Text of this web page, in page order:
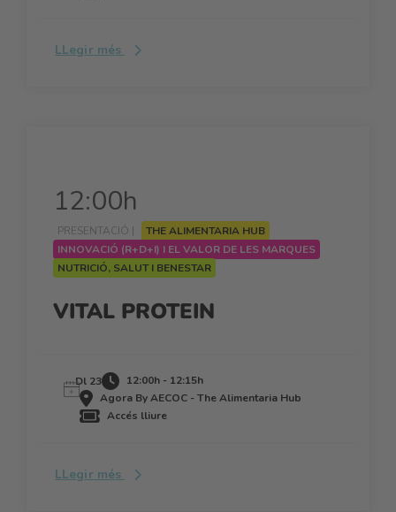
LLegir més
12:00h
PRESENTACIÓ |
THE ALIMENTARIA HUB
INNOVACIÓ (R+D+I) I EL VALOR DE LES MARQUES
NUTRICIÓ, SALUT I BENESTAR
VITAL PROTEIN
Dl 23
12:00h - 12:15h
Agora By AECOC - The Alimentaria Hub
Accés lliure
LLegir més